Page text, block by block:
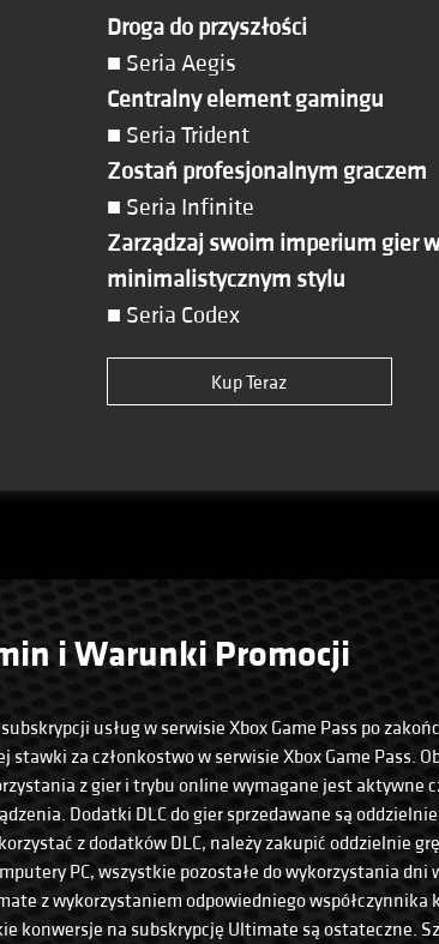
Droga do przyszłości
■ Seria Aegis
Centralny element gamingu
■ Seria Trident
Zostań profesjonalnym graczem
■ Seria Infinite
Zarządzaj swoim imperium gier w
minimalistycznym stylu
■ Seria Codex
Kup Teraz
i Warunki Promocji
usług w serwisie Xbox Game Pass po
za członkostwo w serwisie Xbox Game Pass.
z gier i trybu online wymagane jest aktywne
Dodatki DLC do gier sprzedawane są
z dodatków DLC, należy zakupić oddzielnie
PC, wszystkie pozostałe do wykorzystania dni
z wykorzystaniem odpowiedniego
konwersje na subskrypcję Ultimate są ostateczne.